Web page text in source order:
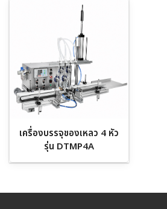
เครื่องบรรจุของเหลว 4 หัว
รุ่น DTMP4A